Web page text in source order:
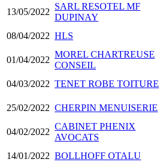
13/05/2022
SARL RESOTEL MF
DUPINAY
08/04/2022 HLS
01/04/2022
MOREL CHARTREUSE
CONSEIL
04/03/2022 TENET ROBE TOITURE
25/02/2022 CHERPIN MENUISERIE
04/02/2022
CABINET PHENIX
AVOCATS
14/01/2022 BOLLHOFF OTALU